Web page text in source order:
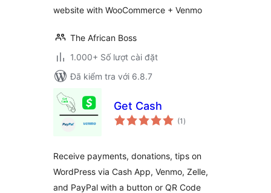
website with WooCommerce + Venmo
The African Boss
1.000+ Số lượt cài đặt
Đã kiểm tra với 6.8.7
Get Cash
(1 tổng
đánh
)
Receive payments, donations, tips on
WordPress via Cash App, Venmo, Zelle,
and PayPal with a button or QR Code